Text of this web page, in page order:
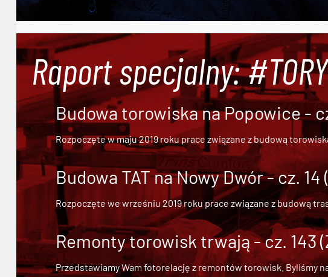
Raport specjalny:
Budowa torowiska na Popowice -
Rozpoczęte w maju 2019 roku prace związane z budową
Budowa TAT na Nowy Dwór - cz. 14
Rozpoczęte we wrześniu 2019 roku prace związane zbudową
Remonty torowisk trwają - cz. 143
Przedstawiamy Wam fotorelację z remontów torowisk. Byliśmy